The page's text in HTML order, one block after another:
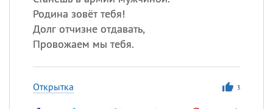
Родина зовёт тебя!
Долг отчизне отдавать,
Провожаем мы тебя.
Открытка 3